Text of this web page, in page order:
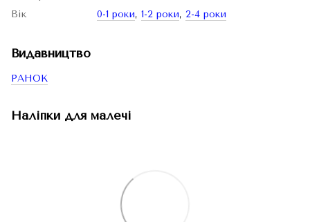
Вік
0-1 роки, 1-2 роки, 2-4 роки
Видавництво
РАНОК
Наліпки для малечі